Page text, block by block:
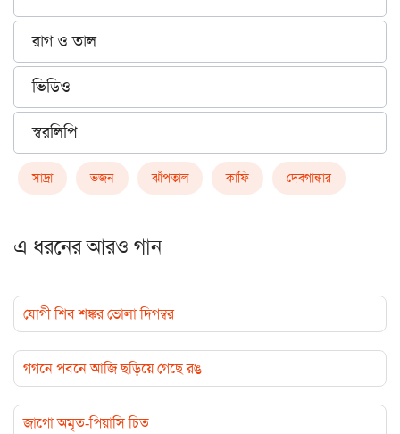
রাগ ও তাল
ভিডিও
স্বরলিপি
সাদ্রা ভজন ঝাঁপতাল কাফি দেবগান্ধার
এ ধরনের আরও গান
যোগী শিব শঙ্কর ভোলা দিগম্বর
গগনে পবনে আজি ছড়িয়ে গেছে রঙ
জাগো অমৃত-পিয়াসি চিত